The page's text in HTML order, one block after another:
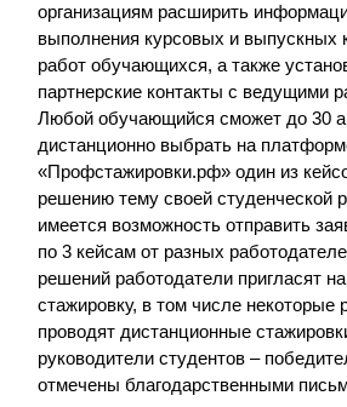
организациям расширить
выполнения курсовых и выпускных
работ обучающихся, а также
партнерские контакты с ведущими
Любой обучающийся сможет до 30
дистанционно выбрать на
«Профстажировки.рф» один из
решению тему своей студенческой
имеется возможность отправить
по 3 кейсам от разных
решений работодатели пригласят
стажировку, в том числе некоторые
проводят дистанционные
руководители студентов –
отмечены благодарственными